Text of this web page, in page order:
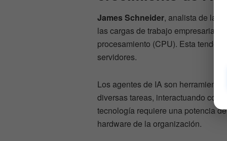
James Schneider, analista de la
las cargas de trabajo empresariales
procesamiento (CPU). Esta
servidores.
Los agentes de IA son
diversas tareas, interactuando con
tecnología requiere una potencia
hardware de la organización.